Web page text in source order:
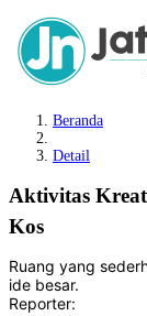
Beranda
Detail
Aktivitas
Kos
Ruang yang
ide besar.
Reporter: